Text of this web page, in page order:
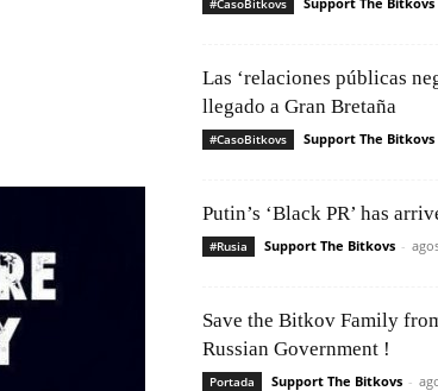
#CasoBitkovs
Las ‘relaciones públicas
llegado a Gran Bretaña
#CasoBitkovs Support The Bitkovs
Putin’s ‘Black PR’ has
#Rusia Support The Bitkovs -
Save the Bitkov Family
Russian Government !
Portada Support The Bitkovs -